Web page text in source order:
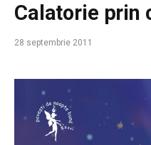
Calatorie prin
28 septembrie 2011